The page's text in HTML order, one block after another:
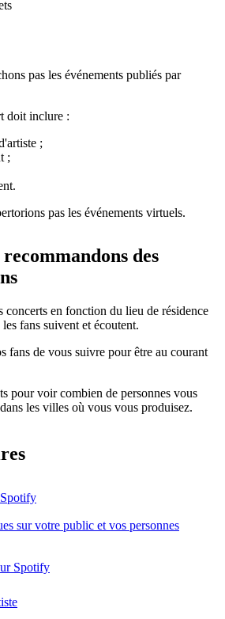
pas les événements publiés par
doit inclure :
;
;
pas les événements virtuels.
des
concerts en fonction du lieu de résidence
fans suivent et écoutent.
fans de vous suivre pour être au courant
pour voir combien de personnes vous
les villes où vous vous produisez.
sur votre public et vos personnes
Spotify